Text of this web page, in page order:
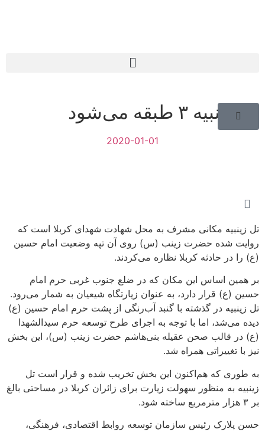
تل زینبیه ۳ طبقه می‌شود
2020-01-01
تل زینبیه مکانی مشرف به محل شهادت شهدای کربلا است که
روایت شده حضرت زینب (س) روی آن تپه وضعیت امام حسین
(ع) را در حادثه کربلا نظاره می‌کردند.
بر همین اساس این مکان که در ضلع جنوب غربی حرم امام
حسین (ع) قرار دارد، به عنوان زیارتگاه شیعیان به شمار می‌رود.
تل زینبیه در گذشته با گنبد آب‌رنگی از پشت حرم امام حسین (ع)
دیده می‌شد، اما با توجه به اجرای طرح توسعه حرم سیدالشهدا
(ع) در قالب صحن عقیله بنی‌هاشم حضرت زینب (س)، این بخش
نیز با تغییراتی همراه شد.
به طوری که هم‌اکنون این بخش تخریب شده و قرار است تل
زینبیه به منظور سهولت زیارت برای زائران کربلا در مساحتی بالغ
بر ۳ هزار مترمربع ساخته شود.
حسن پلارک رئیس سازمان توسعه روابط اقتصادی، فرهنگی،